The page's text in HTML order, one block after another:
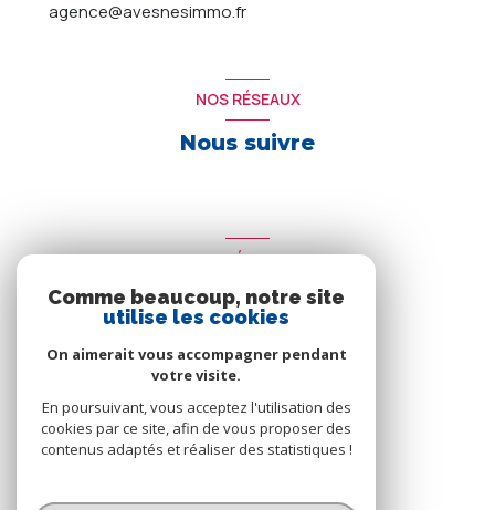
agence@avesnesimmo.fr
NOS RÉSEAUX
Nous suivre
ADHÉRENTS
Nous adhérons
Comme beaucoup, notre site
utilise les cookies
On aimerait vous accompagner pendant
votre visite.
En poursuivant, vous acceptez l'utilisation des
cookies par ce site, afin de vous proposer des
contenus adaptés et réaliser des statistiques !